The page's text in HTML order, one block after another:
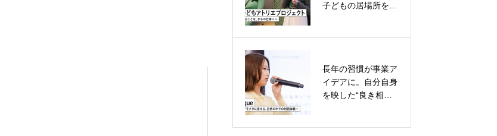
子どもの居場所を増
長年の習慣が事業ア
イデアに。自分自身
を映した“良き相談
ことん掘り下げ、向
電子工作を超え
た“無用の長物”の居
場所をつくる